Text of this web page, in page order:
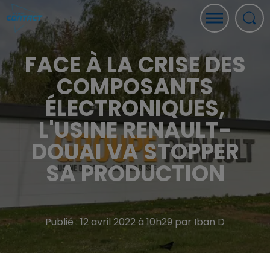
FACE À LA CRISE DES
COMPOSANTS
ÉLECTRONIQUES,
L'USINE RENAULT-
DOUAI VA STOPPER
SA PRODUCTION
Publié : 12 avril 2022 à 10h29 par Iban D